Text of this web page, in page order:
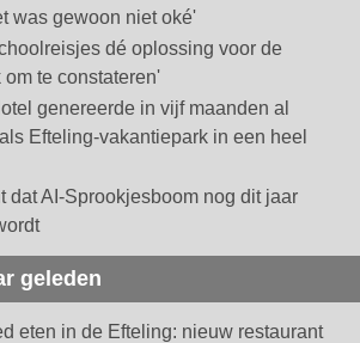
was gewoon niet oké'
dé oplossing voor de
te constateren'
genereerde in vijf maanden al
Efteling-vakantiepark in een heel
dat AI-Sprookjesboom nog dit jaar
geleden
eten in de Efteling: nieuw restaurant